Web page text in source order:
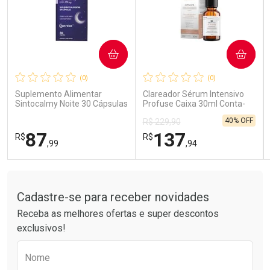
Comprar sem Desconto
Por R$ 59,58/cada
Comprar sem Desconto
Por R$ 59,58/cada
Comprar sem Desconto
Por R$ 41,99/cada
Comprar sem Desconto
Por R$ 41,99/cada
(0)
Suplemento Alimentar
Sintocalmy Noite 30 Cápsulas
R$87,99
COMPRAR
Laboratório
Por Menos
(0)
Clareador Sérum Intensivo
Profuse Caixa 30ml Conta-
R$ 229,90
R$137,94
40% OFF
COMPRAR
Laboratório
Por Menos
Cadastre-se para receber novidades
Receba as melhores ofertas e super descontos
exclusivos!
Nome